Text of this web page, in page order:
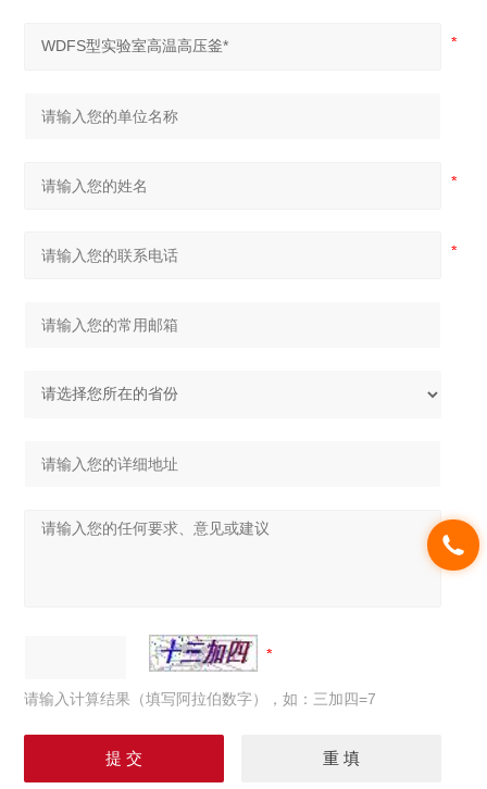
请输入计算结果（填写阿拉伯数字），如：三加四=7